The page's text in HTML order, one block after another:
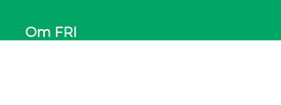
Om FRI